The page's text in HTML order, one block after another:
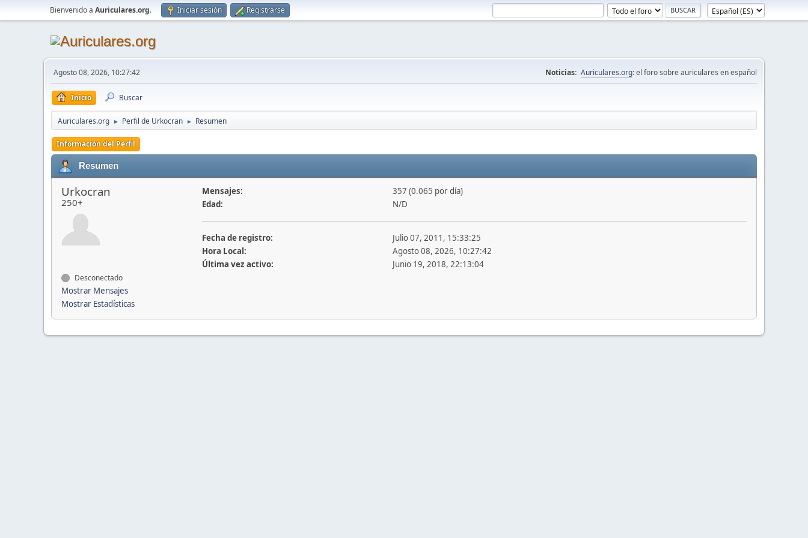
Bienvenido a Auriculares.org. Iniciar sesión Registrarse
Agosto 08, 2026, 10:27:42 Noticias: Auriculares.org: el foro sobre auriculares en español
Inicio Buscar
Auriculares.org ► Perfil de Urkocran ► Resumen
Información del Perfil
Resumen
Urkocran
250+
Desconectado
Mostrar Mensajes
Mostrar Estadísticas
Mensajes:
357 (0.065 por día)
Edad:
N/D
Fecha de registro:
Julio 07, 2011, 15:33:25
Hora Local:
Agosto 08, 2026, 10:27:42
Última vez activo:
Junio 19, 2018, 22:13:04